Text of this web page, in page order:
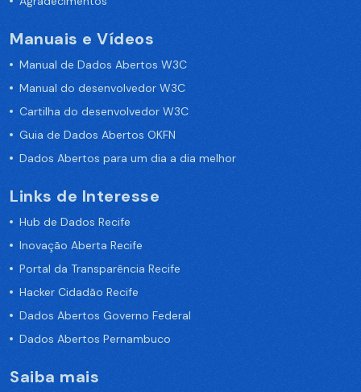
Manuais e Vídeos
Manual de Dados Abertos W3C
Manual do desenvolvedor W3C
Cartilha do desenvolvedor W3C
Guia de Dados Abertos OKFN
Dados Abertos para um dia a dia melhor
Links de Interesse
Hub de Dados Recife
Inovação Aberta Recife
Portal da Transparência Recife
Hacker Cidadão Recife
Dados Abertos Governo Federal
Dados Abertos Pernambuco
Saiba mais